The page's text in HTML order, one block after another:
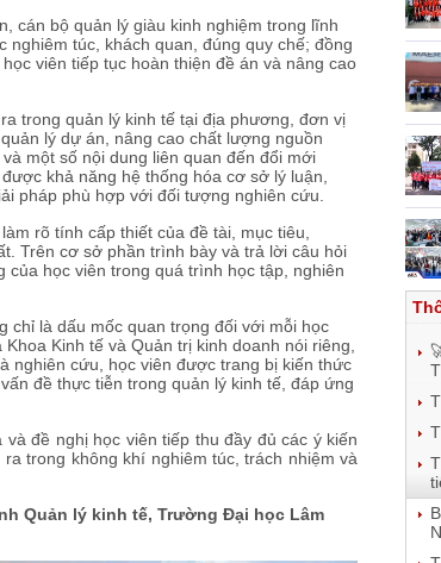
cán bộ quản lý giàu kinh nghiệm trong lĩnh
túc, khách quan, đúng quy chế; đồng
viên tiếp tục hoàn thiện đề án và nâng cao
trong quản lý kinh tế tại địa phương, đơn vị
lý dự án, nâng cao chất lượng nguồn
một số nội dung liên quan đến đổi mới
khả năng hệ thống hóa cơ sở lý luận,
pháp phù hợp với đối tượng nghiên cứu.
rõ tính cấp thiết của đề tài, mục tiêu,
Trên cơ sở phần trình bày và trả lời câu hỏi
của học viên trong quá trình học tập, nghiên
chỉ là dấu mốc quan trọng đối với mỗi học
Kinh tế và Quản trị kinh doanh nói riêng,
nghiên cứu, học viên được trang bị kiến thức
đề thực tiễn trong quản lý kinh tế, đáp ứng
đề nghị học viên tiếp thu đầy đủ các ý kiến
trong không khí nghiêm túc, trách nhiệm và
Quản lý kinh tế, Trường Đại học Lâm